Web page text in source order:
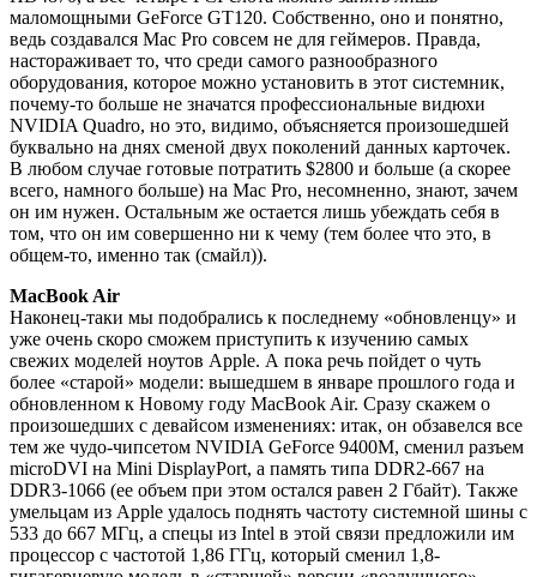
маломощными GeForce GT120. Собственно, оно и понятно,
ведь создавался Mac Pro совсем не для геймеров. Правда,
настораживает то, что среди самого разнообразного
оборудования, которое можно установить в этот системник,
почему-то больше не значатся профессиональные видюхи
NVIDIA Quadro, но это, видимо, объясняется произошедшей
буквально на днях сменой двух поколений данных карточек.
В любом случае готовые потратить $2800 и больше (а скорее
всего, намного больше) на Mac Pro, несомненно, знают, зачем
он им нужен. Остальным же остается лишь убеждать себя в
том, что он им совершенно ни к чему (тем более что это, в
общем-то, именно так (смайл)).
MacBook Air
Наконец-таки мы подобрались к последнему «обновленцу» и
уже очень скоро сможем приступить к изучению самых
свежих моделей ноутов Apple. А пока речь пойдет о чуть
более «старой» модели: вышедшем в январе прошлого года и
обновленном к Новому году MacBook Air. Сразу скажем о
произошедших с девайсом изменениях: итак, он обзавелся все
тем же чудо-чипсетом NVIDIA GeForce 9400M, сменил разъем
microDVI на Mini DisplayPort, а память типа DDR2-667 на
DDR3-1066 (ее объем при этом остался равен 2 Гбайт). Также
умельцам из Apple удалось поднять частоту системной шины с
533 до 667 МГц, а спецы из Intel в этой связи предложили им
процессор с частотой 1,86 ГГц, который сменил 1,8-